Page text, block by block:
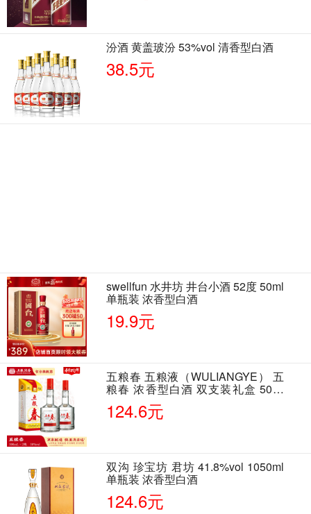
汾酒 黄盖玻汾 53%vol 清香型白酒
38.5元
swellfun 水井坊 井台小酒 52度 50ml
单瓶装 浓香型白酒
19.9元
五粮春 五粮液（WULIANGYE） 五
粮春 浓香型白酒 双支装礼盒 50度
500ml*2瓶 含酒具
124.6元
双沟 珍宝坊 君坊 41.8%vol 1050ml
单瓶装 浓香型白酒
124.6元